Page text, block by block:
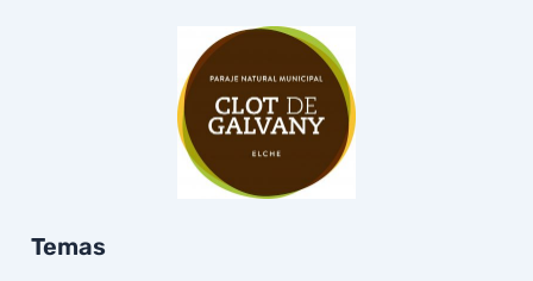
Temas